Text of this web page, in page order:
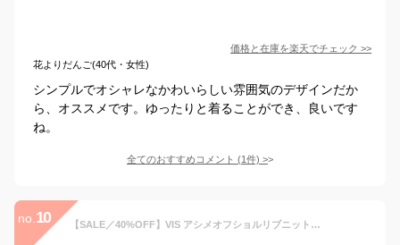
価格と在庫を楽天でチェック >>
花よりだんご(40代・女性)
シンプルでオシャレなかわいらしい雰囲気のデザインだか
ら、オススメです。ゆったりと着ることができ、良いです
ね。
全てのおすすめコメント (1件) >
no. 10 【SALE／40%OFF】VIS アシメオフショルリブニット美シルエットワンピース/着丈が選べる ビス ワンピース・ドレス ワンピース グレー ブラック【送料無料】